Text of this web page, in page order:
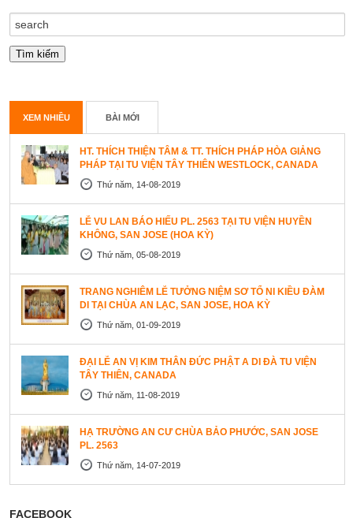
XEM NHIỀU BÀI MỚI
HT. THÍCH THIỆN TÂM & TT. THÍCH PHÁP HÒA GIẢNG
PHÁP TẠI TU VIỆN TÂY THIÊN WESTLOCK, CANADA
Thứ năm, 14-08-2019
LỄ VU LAN BÁO HIẾU PL. 2563 TẠI TU VIỆN HUYỀN
KHÔNG, SAN JOSE (HOA KỲ)
Thứ năm, 05-08-2019
TRANG NGHIÊM LỄ TƯỞNG NIỆM SƠ TỔ NI KIỀU ĐÀM
DI TẠI CHÙA AN LẠC, SAN JOSE, HOA KỲ
Thứ năm, 01-09-2019
ĐẠI LỄ AN VỊ KIM THÂN ĐỨC PHẬT A DI ĐÀ TU VIỆN
TÂY THIÊN, CANADA
Thứ năm, 11-08-2019
HẠ TRƯỜNG AN CƯ CHÙA BẢO PHƯỚC, SAN JOSE
PL. 2563
Thứ năm, 14-07-2019
FACEBOOK